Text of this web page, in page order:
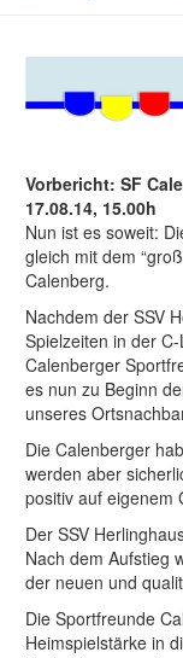
Vorbericht: SF
17.08.14, 15.00h
Nun ist es soweit:
gleich mit dem
Calenberg.
Nachdem der SSV
Spielzeiten in der
Calenberger
es nun zu Beginn
unseres
Die Calenberger
werden aber
positiv auf eigenem
Der SSV
Nach dem Aufstieg
der neuen und
Die Sportfreunde
Heimspielstärke in